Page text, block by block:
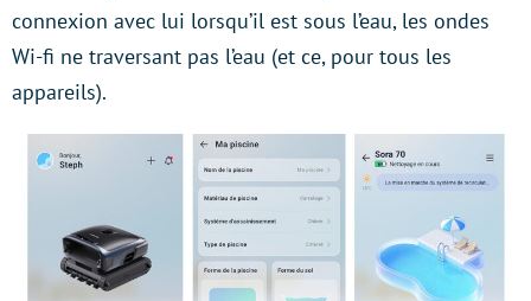
connexion avec lui lorsqu’il est sous l’eau, les ondes
Wi-fi ne traversant pas l’eau (et ce, pour tous les
appareils).